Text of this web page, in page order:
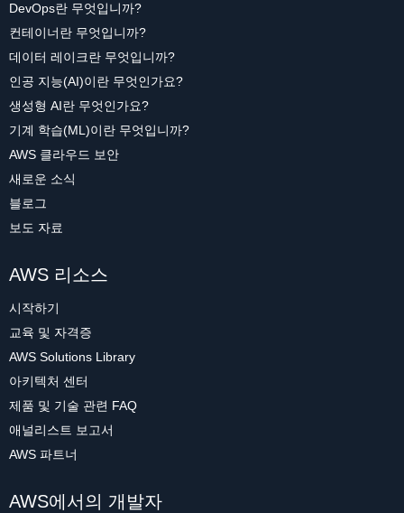
DevOps란 무엇입니까?
컨테이너란 무엇입니까?
데이터 레이크란 무엇입니까?
인공 지능(AI)이란 무엇인가요?
생성형 AI란 무엇인가요?
기계 학습(ML)이란 무엇입니까?
AWS 클라우드 보안
새로운 소식
블로그
보도 자료
AWS 리소스
시작하기
교육 및 자격증
AWS Solutions Library
아키텍처 센터
제품 및 기술 관련 FAQ
애널리스트 보고서
AWS 파트너
AWS에서의 개발자